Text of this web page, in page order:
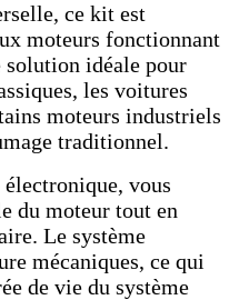
ce kit est
moteurs fonctionnant
idéale pour
les voitures
moteurs industriels
traditionnel.
vous
du moteur tout en
Le système
mécaniques, ce qui
de vie du système